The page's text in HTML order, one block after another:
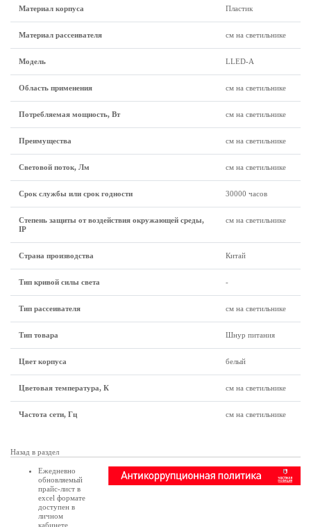
Материал корпуса Пластик
Материал рассеивателя см на светильнике
Модель LLED-A
Область применения см на светильнике
Потребляемая мощность, Вт см на светильнике
Преимущества см на светильнике
Световой поток, Лм см на светильнике
Срок службы или срок годности 30000 часов
Степень защиты от воздействия окружающей среды,
IP
см на светильнике
Страна производства Китай
Тип кривой силы света -
Тип рассеивателя см на светильнике
Тип товара Шнур питания
Цвет корпуса белый
Цветовая температура, К см на светильнике
Частота сети, Гц см на светильнике
Назад в раздел
Ежедневно
обновляемый
прайс-лист в
excel формате
доступен в
личном
кабинете